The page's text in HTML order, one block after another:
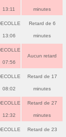
13:11 minutes
13:06
Retard de 6
minutes
07:56
Aucun retard
08:02
Retard de 17
minutes
12:32
Retard de 27
minutes
Retard de 23